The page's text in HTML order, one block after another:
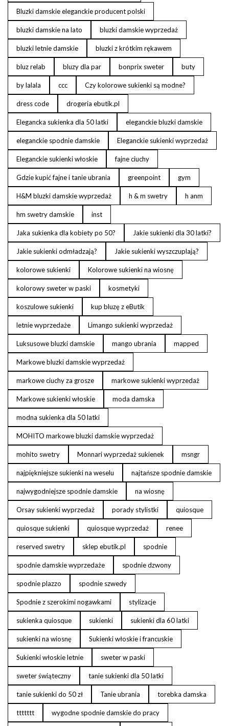
Bluzki damskie eleganckie producent polski
bluzki damskie na lato bluzki damskie wyprzedaż
bluzki letnie damskie bluzki z krótkim rękawem
bluz relab bluzy dla par bonprix sweter buty
by lalala ccc Czy kolorowe sukienki są modne?
dress code drogeria ebutik.pl
Elegancka sukienka dla 50 latki eleganckie bluzki damskie
eleganckie spodnie damskie Eleganckie sukienki wyprzedaż
Eleganckie sukienki włoskie fajne ciuchy
Gdzie kupić fajne i tanie ubrania greenpoint gym
H&M bluzki damskie wyprzedaż h & m swetry h anm
hm swetry damskie inst
Jaka sukienka dla kobiety po 50? Jakie sukienki dla 30 latki?
Jakie sukienki odmładzają? Jakie sukienki wyszczuplają?
kolorowe sukienki Kolorowe sukienki na wiosnę
kolorowy sweter w paski kosmetyki
koszulowe sukienki kup bluzę z eButik
letnie wyprzedaże Limango sukienki wyprzedaż
Luksusowe bluzki damskie mango ubrania mapped
Markowe bluzki damskie wyprzedaż
markowe ciuchy za grosze markowe sukienki wyprzedaż
Markowe sukienki włoskie moda damska
modna sukienka dla 50 latki
MOHITO markowe bluzki damskie wyprzedaż
mohito swetry Monnari wyprzedaż sukienek msngr
najpiękniejsze sukienki na weselu najtańsze spodnie damskie
najwygodniejsze spodnie damskie na wiosnę
Orsay sukienki wyprzedaż porady stylistki quiosque
quiosque sukienki quiosque wyprzedaż renee
reserved swetry sklep ebutik.pl spodnie
spodnie damskie wyprzedaże spodnie dzwony
spodnie plazzo spodnie szwedy
Spodnie z szerokimi nogawkami stylizacje
sukienka quiosque sukienki sukienki dla 60 latki
sukienki na wiosnę Sukienki włoskie i francuskie
Sukienki włoskie letnie sweter w paski
sweter świąteczny tanie sukienki dla 50 latki
tanie sukienki do 50 zł Tanie ubrania torebka damska
ttttttt wygodne spodnie damskie do pracy